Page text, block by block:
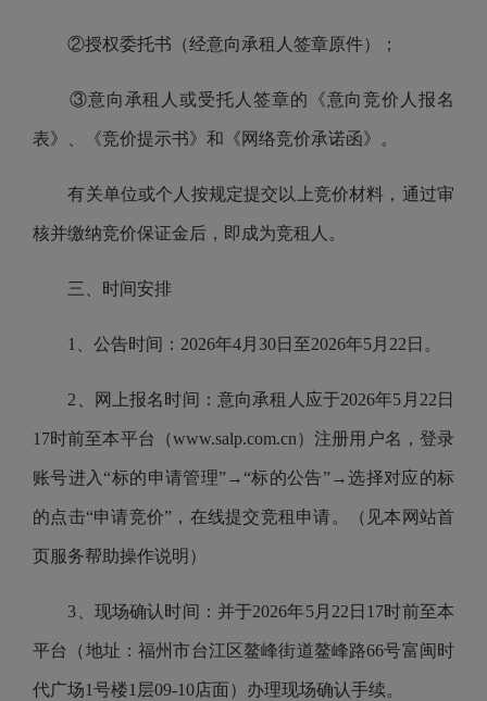
②授权委托书（经意向承租人签章原件）；
③意向承租人或受托人签章的《意向竞价人报名
表》、《竞价提示书》和《网络竞价承诺函》。
有关单位或个人按规定提交以上竞价材料，通过审
核并缴纳竞价保证金后，即成为竞租人。
三、时间安排
1、公告时间：2026年4月30日至2026年5月22日。
2、网上报名时间：意向承租人应于2026年5月22日
17时前至本平台（www.salp.com.cn）注册用户名，登录
账号进入“标的申请管理”→“标的公告”→选择对应的标
的点击“申请竞价”， 在线提交竞租申请。（见本网站首
页服务帮助操作说明）
3、现场确认时间：并于2026年5月22日17时前至本
平台（地址：福州市台江区鳌峰街道鳌峰路66号富闽时
代广场1号楼1层09-10店面）办理现场确认手续。